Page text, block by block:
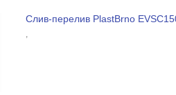
Слив-перелив PlastBrno